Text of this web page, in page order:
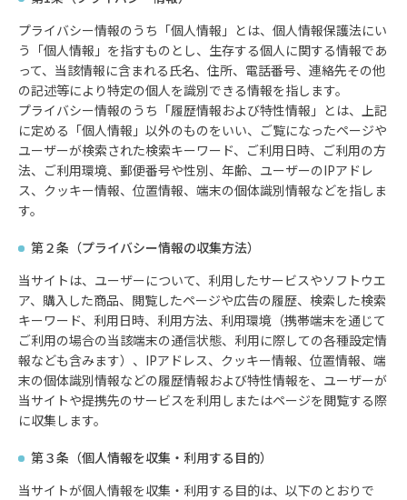
プライバシー情報のうち「個人情報」とは、個人情報保護法にい
う「個人情報」を指すものとし、生存する個人に関する情報であ
って、当該情報に含まれる氏名、住所、電話番号、連絡先その他
の記述等により特定の個人を識別できる情報を指します。
プライバシー情報のうち「履歴情報および特性情報」とは、上記
に定める「個人情報」以外のものをいい、ご覧になったページや
ユーザーが検索された検索キーワード、ご利用日時、ご利用の方
法、ご利用環境、郵便番号や性別、年齢、ユーザーのIPアドレ
ス、クッキー情報、位置情報、端末の個体識別情報などを指しま
す。
第２条（プライバシー情報の収集方法）
当サイトは、ユーザーについて、利用したサービスやソフトウエ
ア、購入した商品、閲覧したページや広告の履歴、検索した検索
キーワード、利用日時、利用方法、利用環境（携帯端末を通じて
ご利用の場合の当該端末の通信状態、利用に際しての各種設定情
報なども含みます）、IPアドレス、クッキー情報、位置情報、端
末の個体識別情報などの履歴情報および特性情報を、ユーザーが
当サイトや提携先のサービスを利用しまたはページを閲覧する際
に収集します。
第３条（個人情報を収集・利用する目的）
当サイトが個人情報を収集・利用する目的は、以下のとおりで